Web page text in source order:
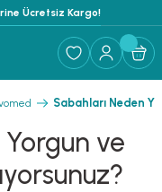
Ücretsiz Kargo!
Sabahları Neden
ve